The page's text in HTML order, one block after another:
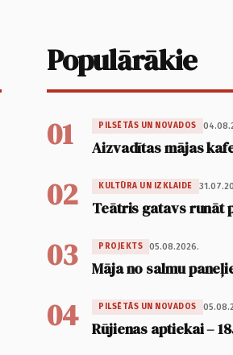
Populārākie
01 PILSĒTĀS UN NOVADOS
Aizvadītas mājas
02 KULTŪRA UN IZKLAIDE
Teātris gatavs runāt
03 PROJEKTS 05.08.2026.
Māja no salmu
04 PILSĒTĀS UN NOVADOS
Rūjienas aptiekai –